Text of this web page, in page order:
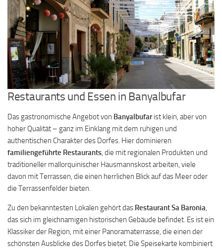
Restaurants und Essen in Banyalbufar
Das gastronomische Angebot von Banyalbufarist klein, aber von
hoher Qualität – ganz im Einklang mit dem ruhigen und
authentischen Charakter des Dorfes. Hier dominieren
familiengeführte Restaurants , die mit regionalen Produkten und
traditioneller mallorquinischer Hausmannskost arbeiten, viele
davon mit Terrassen, die einen herrlichen Blick auf das Meer oder
die Terrassenfelder bieten.
Zu den bekanntesten Lokalen gehört das Restaurant Sa Baronia
das sich im gleichnamigen historischen Gebäude befindet. Es ist ein
Klassiker der Region, mit einer Panoramaterrasse, die einen der
schönsten Ausblicke des Dorfes bietet. Die Speisekarte kombiniert